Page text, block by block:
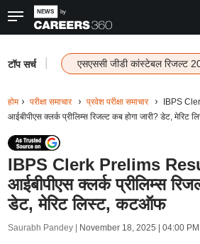
टॉप सर्च एसएससी जीडी कांस्टेबल रिजल्ट
होम परीक्षा समाचार प्रवेश परीक्षा समाचार
IBPS
आईबीपीएस क्लर्क प्रीलिम्स रिजल्ट कब होगा जारी? डेट,
IBPS Clerk Prelims
आईबीपीएस क्लर्क प्रीलिम्स
डेट, मेरिट लिस्ट, कटऑफ
Saurabh Pandey | November 18, 2025 | 04:00 PM